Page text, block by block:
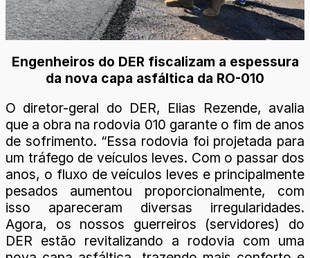
Engenheiros do DER fiscalizam a espessura
da nova capa asfáltica da RO-010
O diretor-geral do DER, Elias Rezende, avalia
que a obra na rodovia 010 garante o fim de anos
de sofrimento. “Essa rodovia foi projetada para
um tráfego de veículos leves. Com o passar dos
anos, o fluxo de veículos leves e principalmente
pesados aumentou proporcionalmente, com
isso apareceram diversas irregularidades.
Agora, os nossos guerreiros (servidores) do
DER estão revitalizando a rodovia com uma